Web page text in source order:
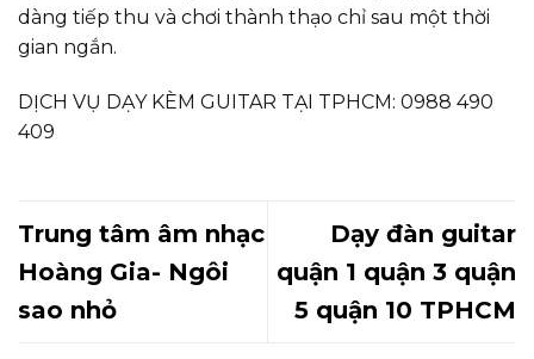
dàng tiếp thu và chơi thành thạo chỉ sau một thời
gian ngắn.
DỊCH VỤ DẠY KÈM GUITAR TẠI TPHCM: 0988 490
409
Trung tâm âm nhạc
Hoàng Gia- Ngôi
sao nhỏ
Dạy đàn guitar
quận 1 quận 3 quận
5 quận 10 TPHCM